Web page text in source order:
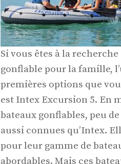
Si vous êtes à la recherche
gonflable pour la famille,
premières options que
est Intex Excursion 5. En
bateaux gonflables, peu
aussi connues qu’Intex.
pour leur gamme de
abordables. Mais ces